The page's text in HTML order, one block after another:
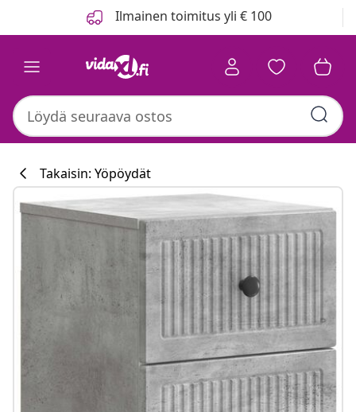
Ilmainen toimitus yli € 100
#sharemevidaxl
Takaisin: Yöpöydät